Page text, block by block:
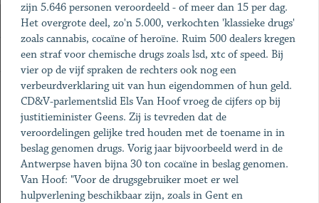
zijn 5.646 personen veroordeeld - of meer dan 15 per dag.
Het overgrote deel, zo'n 5.000, verkochten 'klassieke drugs'
zoals cannabis, cocaïne of heroïne. Ruim 500 dealers kregen
een straf voor chemische drugs zoals lsd, xtc of speed. Bij
vier op de vijf spraken de rechters ook nog een
verbeurdverklaring uit van hun eigendommen of hun geld.
CD&V-parlementslid Els Van Hoof vroeg de cijfers op bij
justitieminister Geens. Zij is tevreden dat de
veroordelingen gelijke tred houden met de toename in in
beslag genomen drugs. Vorig jaar bijvoorbeeld werd in de
Antwerpse haven bijna 30 ton cocaïne in beslag genomen.
Van Hoof: "Voor de drugsgebruiker moet er wel
hulpverlening beschikbaar zijn, zoals in Gent en